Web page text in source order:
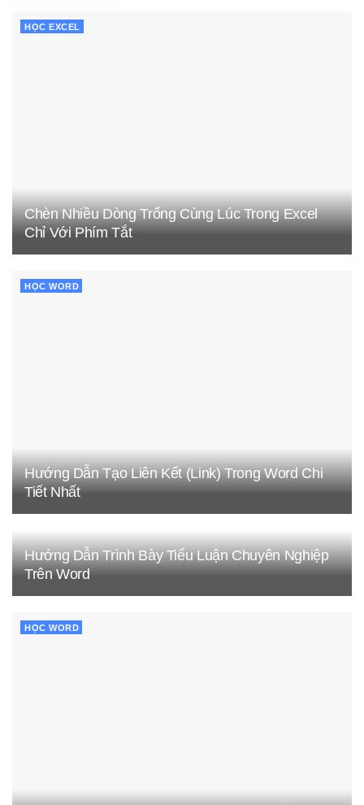
HỌC EXCEL
Chèn Nhiều Dòng Trống Cùng Lúc Trong Excel
Chỉ Với Phím Tắt
HỌC WORD
Hướng Dẫn Tạo Liên Kết (Link) Trong Word Chi
Tiết Nhất
Hướng Dẫn Trình Bày Tiểu Luận Chuyên Nghiệp
Trên Word
HỌC WORD